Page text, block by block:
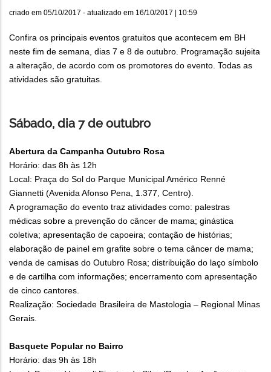
criado em 05/10/2017 - atualizado em 16/10/2017 | 10:59
Confira os principais eventos gratuitos que acontecem em BH
neste fim de semana, dias 7 e 8 de outubro. Programação sujeita
a alteração, de acordo com os promotores do evento. Todas as
atividades são gratuitas.
Sábado, dia 7 de outubro
Abertura da Campanha Outubro Rosa
Horário: das 8h às 12h
Local: Praça do Sol do Parque Municipal Américo Renné
Giannetti (Avenida Afonso Pena, 1.377, Centro).
A programação do evento traz atividades como: palestras
médicas sobre a prevenção do câncer de mama; ginástica
coletiva; apresentação de capoeira; contação de histórias;
elaboração de painel em grafite sobre o tema câncer de mama;
venda de camisas do Outubro Rosa; distribuição do laço símbolo
e de cartilha com informações; encerramento com apresentação
de cinco cantores.
Realização: Sociedade Brasileira de Mastologia – Regional Minas
Gerais.
Basquete Popular no Bairro
Horário: das 9h às 18h